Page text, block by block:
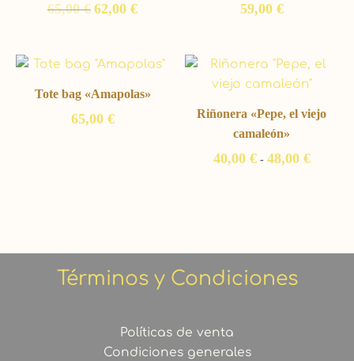
65,00€ 62,00 € 59,00 €
Tote bag «Amapolas»
65,00 €
Riñonera «Pepe, el viejo
camaleón»
40,00 € - 48,00 €
Rango
40,00 €
Términos y Condiciones
Políticas de venta
Condiciones generales